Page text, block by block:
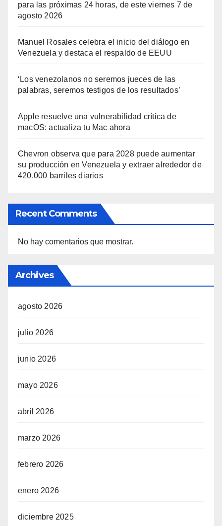
para las próximas 24 horas, de este viernes 7 de
agosto 2026
Manuel Rosales celebra el inicio del diálogo en
Venezuela y destaca el respaldo de EEUU
‘Los venezolanos no seremos jueces de las
palabras, seremos testigos de los resultados’
Apple resuelve una vulnerabilidad crítica de
macOS: actualiza tu Mac ahora
Chevron observa que para 2028 puede aumentar
su producción en Venezuela y extraer alrededor de
420.000 barriles diarios
Recent Comments
No hay comentarios que mostrar.
Archives
agosto 2026
julio 2026
junio 2026
mayo 2026
abril 2026
marzo 2026
febrero 2026
enero 2026
diciembre 2025